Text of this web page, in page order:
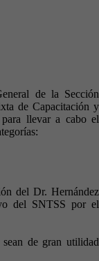
de la Sección
de Capacitación y
llevar a cabo el
del Dr. Hernández
del SNTSS por el
de gran utilidad